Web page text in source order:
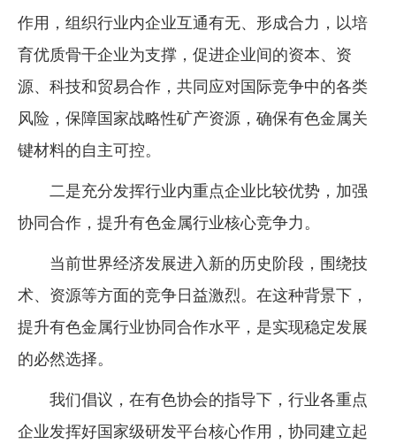
作用，组织行业内企业互通有无、形成合力，以培
育优质骨干企业为支撑，促进企业间的资本、资
源、科技和贸易合作，共同应对国际竞争中的各类
风险，保障国家战略性矿产资源，确保有色金属关
键材料的自主可控。
二是充分发挥行业内重点企业比较优势，加强
协同合作，提升有色金属行业核心竞争力。
当前世界经济发展进入新的历史阶段，围绕技
术、资源等方面的竞争日益激烈。在这种背景下，
提升有色金属行业协同合作水平，是实现稳定发展
的必然选择。
我们倡议，在有色协会的指导下，行业各重点
企业发挥好国家级研发平台核心作用，协同建立起